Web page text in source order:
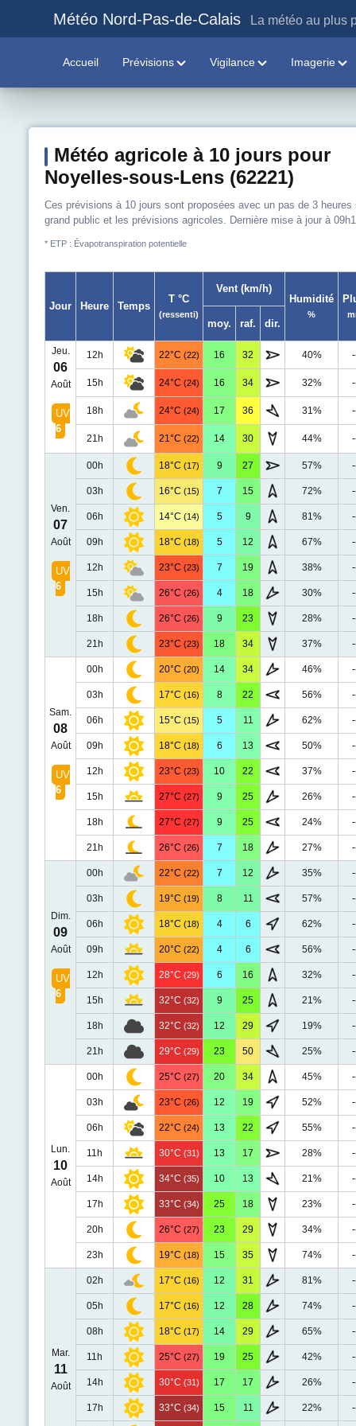
Météo Nord-Pas-de-Calais La météo au plus
Accueil Prévisions Vigilance Imagerie
Météo agricole à 10 jours pour
Noyelles-sous-Lens (62221)
Ces prévisions à 10 jours sont proposées avec un pas de 3
grand public et les prévisions agricoles. Dernière mise à jour à
* ETP : Évapotranspiration potentielle
Jour Heure Temps
T °C
(ressenti)
Vent (km/h)
Humidité
%
moy. raf. dir.
Jeu.
06
Août
UV
6
12h 22°C (22) 16 32 40%
15h 24°C (24) 16 34 32%
18h 24°C (24) 17 36 31%
21h 21°C (22) 14 30 44%
Ven.
07
Août
UV
6
00h 18°C (17) 9 27 57%
03h 16°C (15) 7 15 72%
06h 14°C (14) 5 9 81%
09h 18°C (18) 5 12 67%
12h 23°C (23) 7 19 38%
15h 26°C (26) 4 18 30%
18h 26°C (26) 9 23 28%
21h 23°C (23) 18 34 37%
Sam.
08
Août
UV
6
00h 20°C (20) 14 34 46%
03h 17°C (16) 8 22 56%
06h 15°C (15) 5 11 62%
09h 18°C (18) 6 13 50%
12h 23°C (23) 10 22 37%
15h 27°C (27) 9 25 26%
18h 27°C (27) 9 25 24%
21h 26°C (26) 7 18 27%
Dim.
09
Août
UV
6
00h 22°C (22) 7 12 35%
03h 19°C (19) 8 11 57%
06h 18°C (18) 4 6 62%
09h 20°C (22) 4 6 56%
12h 28°C (29) 6 16 32%
15h 32°C (32) 9 25 21%
18h 32°C (32) 12 29 19%
21h 29°C (29) 23 50 25%
Lun.
10
Août
00h 25°C (27) 20 34 45%
03h 23°C (26) 12 19 52%
06h 22°C (24) 13 22 55%
11h 30°C (31) 13 17 28%
14h 34°C (35) 10 13 21%
17h 33°C (34) 25 18 23%
20h 26°C (27) 23 29 34%
23h 19°C (18) 15 35 74%
Mar.
11
Août
02h 17°C (16) 12 31 81%
05h 17°C (16) 12 28 74%
08h 18°C (17) 14 29 65%
11h 25°C (27) 19 25 42%
14h 30°C (31) 17 17 26%
17h 33°C (34) 15 11 22%